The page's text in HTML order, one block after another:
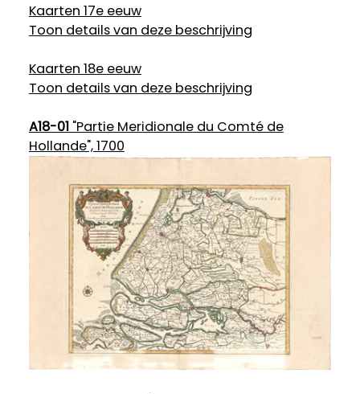
Kaarten 17e eeuw
Toon details van deze beschrijving
Kaarten 18e eeuw
Toon details van deze beschrijving
A18-01"Partie Meridionale du Comté de
Hollande", 1700